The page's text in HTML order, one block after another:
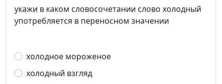
укажи в каком словосочетании слово холодный
употребляется в переносном значении
холодное мороженое
холодный взгляд